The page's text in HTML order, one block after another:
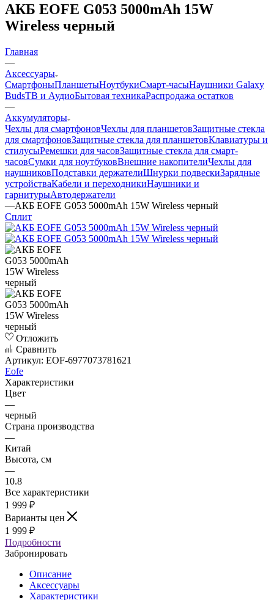
АКБ EOFE G053 5000mAh 15W
Wireless черный
Главная
—
Аксессуары
СмартфоныПланшетыНоутбукиСмарт-часыНаушники Galaxy
BudsТВ и АудиоБытовая техникаРаспродажа остатков
—
Аккумуляторы
Чехлы для смартфоновЧехлы для планшетовЗащитные стекла
для смартфоновЗащитные стекла для планшетовКлавиатуры и
стилусыРемешки для часовЗащитные стекла для смарт-
часовСумки для ноутбуковВнешние накопителиЧехлы для
наушниковПодставки держателиШнурки подвескиЗарядные
устройстваКабели и переходникиНаушники и
гарнитурыАвтодержатели
—АКБ EOFE G053 5000mAh 15W Wireless черный
Сплит
Отложить
Сравнить
Артикул: EOF-6977073781621
Eofe
Характеристики
Цвет
—
черный
Страна производства
—
Китай
Высота, см
—
10.8
Все характеристики
1 999 ₽
Варианты цен
1 999 ₽
Подробности
Забронировать
Описание
Аксессуары
Характеристики